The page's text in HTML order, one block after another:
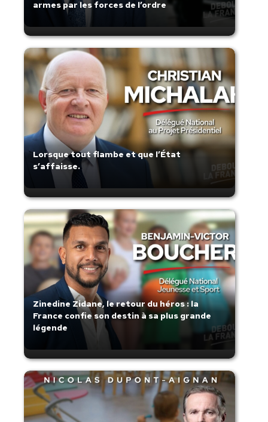
armes par les forces de l’ordre
Lorsque tout flambe et que l’État
s’affaisse.
Zinedine Zidane, le retour du héros : la
France confie son destin à sa plus grande
légende